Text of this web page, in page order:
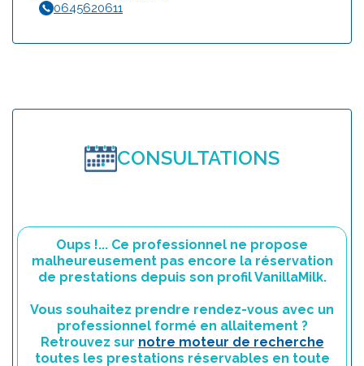
0645620611
CONSULTATIONS
Oups !... Ce professionnel ne propose
malheureusement pas encore la réservation
de prestations depuis son profil VanillaMilk.
Vous souhaitez prendre rendez-vous avec un
professionnel formé en allaitement ?
Retrouvez sur notre moteur de recherche
toutes les prestations réservables en toute